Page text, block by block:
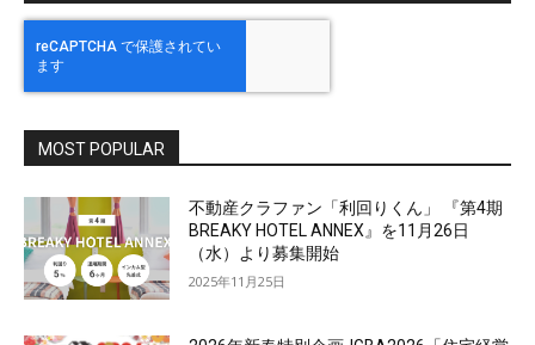
MOST POPULAR
不動産クラファン「利回りくん」 『第4期
BREAKY HOTEL ANNEX』を11月26日
（水）より募集開始
2025年11月25日